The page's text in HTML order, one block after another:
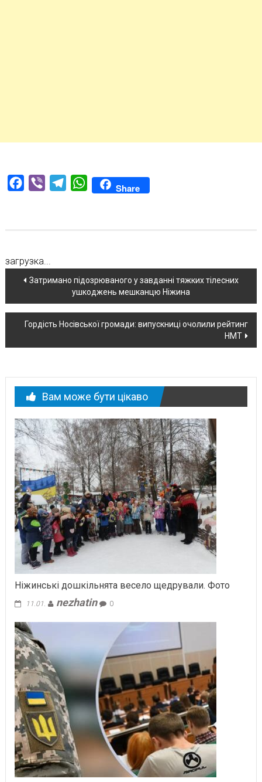
Facebook
Viber TelegramWhatsAppShare
загрузка...
Навігація
по
новині
Затримано підозрюваного у завданні тяжких тілесних
ушкоджень мешканцю Ніжина
Гордість Носівської громади: випускниці очолили рейтинг
НМТ
Вам може бути цікаво
Ніжинські дошкільнята весело щедрували. Фото
11.01. nezhatin 0